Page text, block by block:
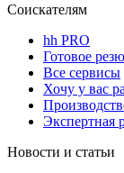
Соискателям
hh PRO
Готовое
Все сервисы
Хочу у вас
Экспертная
Новости и статьи